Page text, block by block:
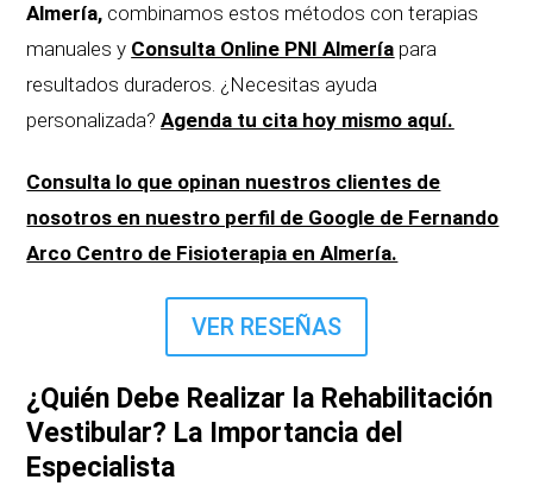
Almería, combinamos estos métodos con terapias
manuales y Consulta Online PNI Almería para
resultados duraderos. ¿Necesitas ayuda
personalizada?Agenda tu cita hoy mismo aquí.
Consulta lo que opinan nuestros clientes de
nosotros en nuestro perfil de Google de Fernando
Arco Centro de Fisioterapia en Almería.
VER RESEÑAS
¿Quién Debe Realizar la Rehabilitación
Vestibular? La Importancia del
Especialista